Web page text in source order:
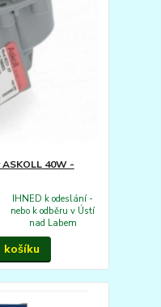
40W -
IHNED k odeslání -
nebo k odběru v Ústí
nad Labem
košíku